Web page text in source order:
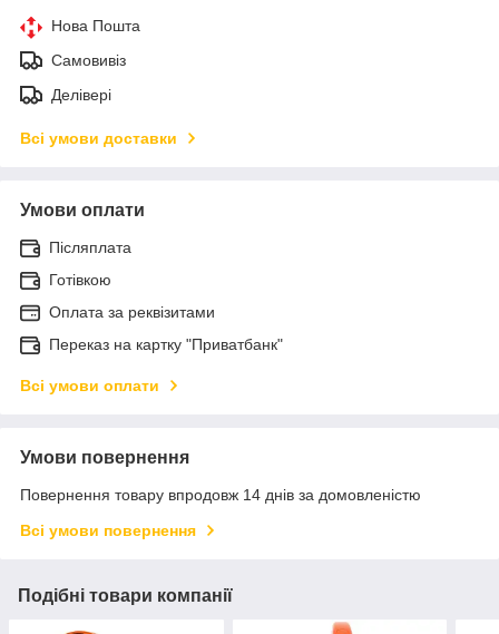
Нова Пошта
Самовивіз
Делівері
Всі умови доставки
Умови оплати
Післяплата
Готівкою
Оплата за реквізитами
Переказ на картку "Приватбанк"
Всі умови оплати
Умови повернення
Повернення товару впродовж 14 днів за домовленістю
Всі умови повернення
Подібні товари компанії